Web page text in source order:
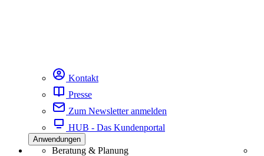
Kontakt
Presse
Zum Newsletter anmelden
HUB - Das Kundenportal
Anwendungen
Beratung & Planung